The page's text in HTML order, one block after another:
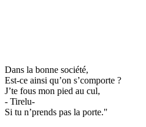
Dans la bonne société,
Est-ce ainsi qu’on s’comporte ?
J’te fous mon pied au cul,
- Tirelu-
Si tu n’prends pas la porte."